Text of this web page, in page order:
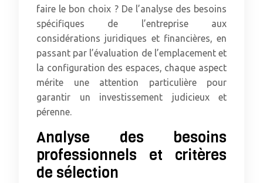
faire le bon choix ? De l’analyse des besoins
spécifiques de l’entreprise aux
considérations juridiques et financières, en
passant par l’évaluation de l’emplacement et
la configuration des espaces, chaque aspect
mérite une attention particulière pour
garantir un investissement judicieux et
pérenne.
Analyse des besoins
professionnels et critères
de sélection